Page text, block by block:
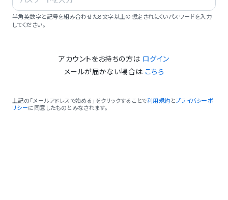
半角英数字と記号を組み合わせた8文字以上の想定されにくいパスワードを入力
してください。
アカウントをお持ちの方は ログイン
メールが届かない場合は こちら
上記の「メールアドレスで始める」をクリックすることで利用規約 とプライバシーポ
リシーに同意したものとみなされます。